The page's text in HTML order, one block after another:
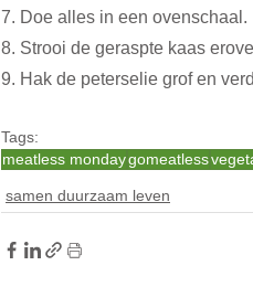
7. Doe alles in een ovenschaal.
8. Strooi de geraspte kaas
9. Hak de peterselie grof en
Tags:
meatless mondaygomeatless
samen duurzaam leven